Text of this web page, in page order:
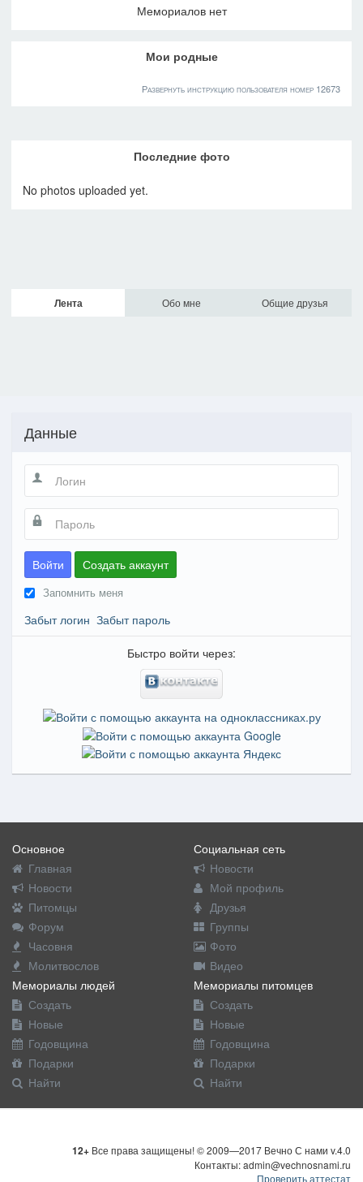
Мемориалов нет
Мои родные
Развернуть инструкцию пользователя номер 12673
Последние фото
No photos uploaded yet.
Лента Обо мне Общие друзья
Данные
Войти Создать аккаунт
Запомнить меня
Забыт логин Забыт пароль
Быстро войти через:
Основное
Главная
Новости
Питомцы
Форум
Часовня
Молитвослов
Социальная сеть
Новости
Мой профиль
Друзья
Группы
Фото
Видео
Мемориалы людей
Создать
Новые
Годовщина
Подарки
Найти
Мемориалы питомцев
Создать
Новые
Годовщина
Подарки
Найти
12+ Все права защищены! © 2009—2017 Вечно С нами v.4.0
Контакты: admin@vechnosnami.ru
Проверить аттестат